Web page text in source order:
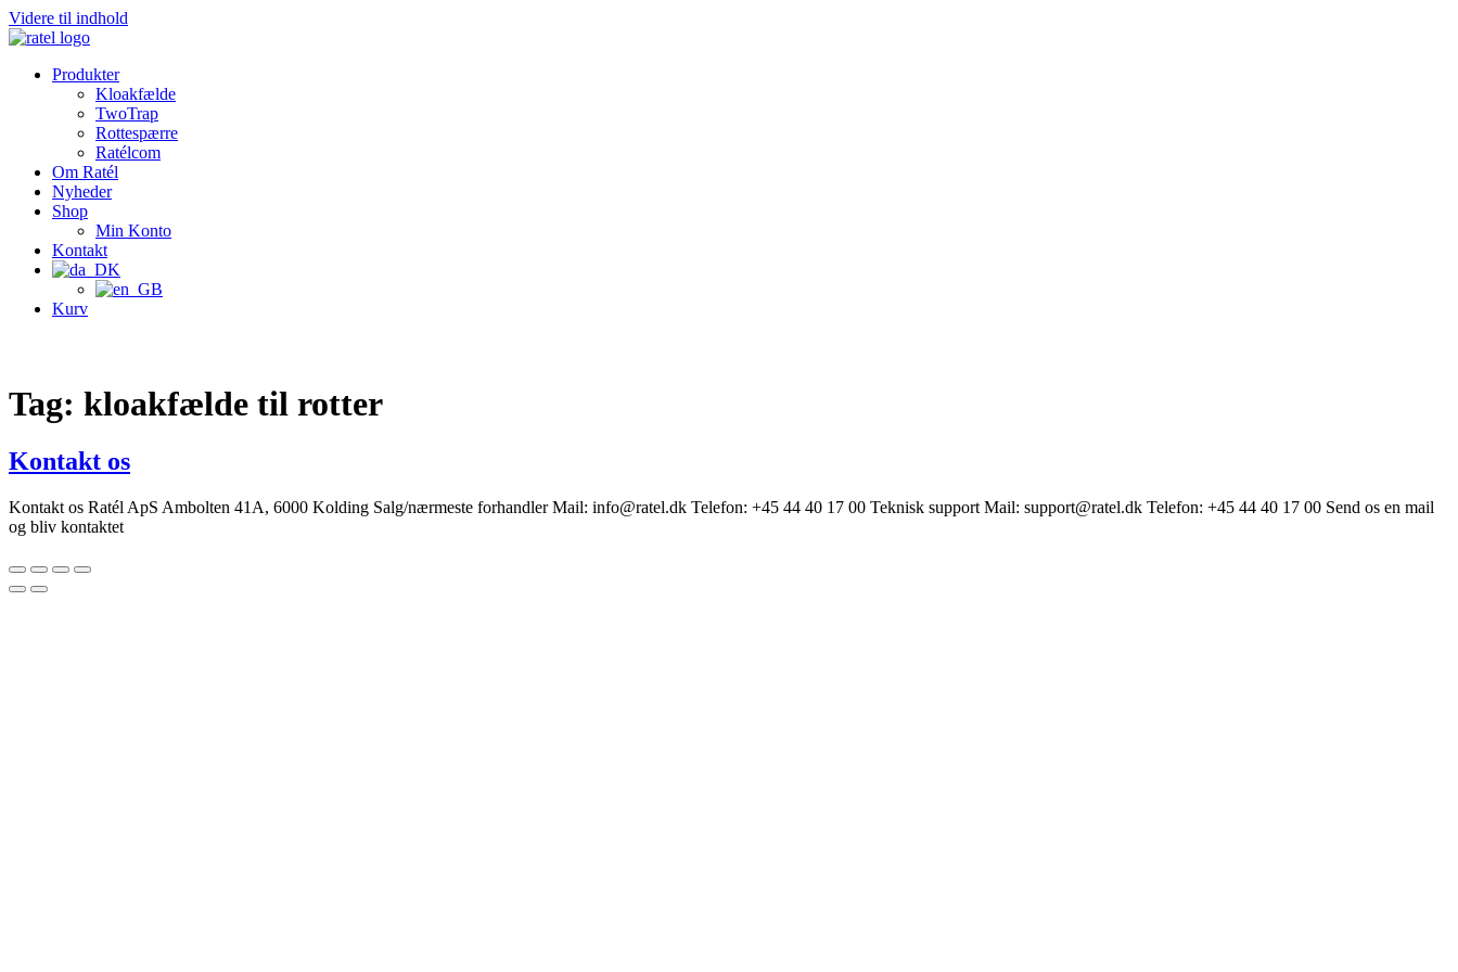
Videre til indhold
Produkter
Kloakfælde
TwoTrap
Rottespærre
Ratélcom
Om Ratél
Nyheder
Shop
Min Konto
Kontakt
Kurv
Tag: kloakfælde til rotter
Kontakt os
Kontakt os Ratél ApS Ambolten 41A, 6000 Kolding Salg/nærmeste forhandler Mail: info@ratel.dk Telefon: +45 44 40 17 00 Teknisk support Mail: support@ratel.dk Telefon: +45 44 40 17 00 Send os en mail
og bliv kontaktet